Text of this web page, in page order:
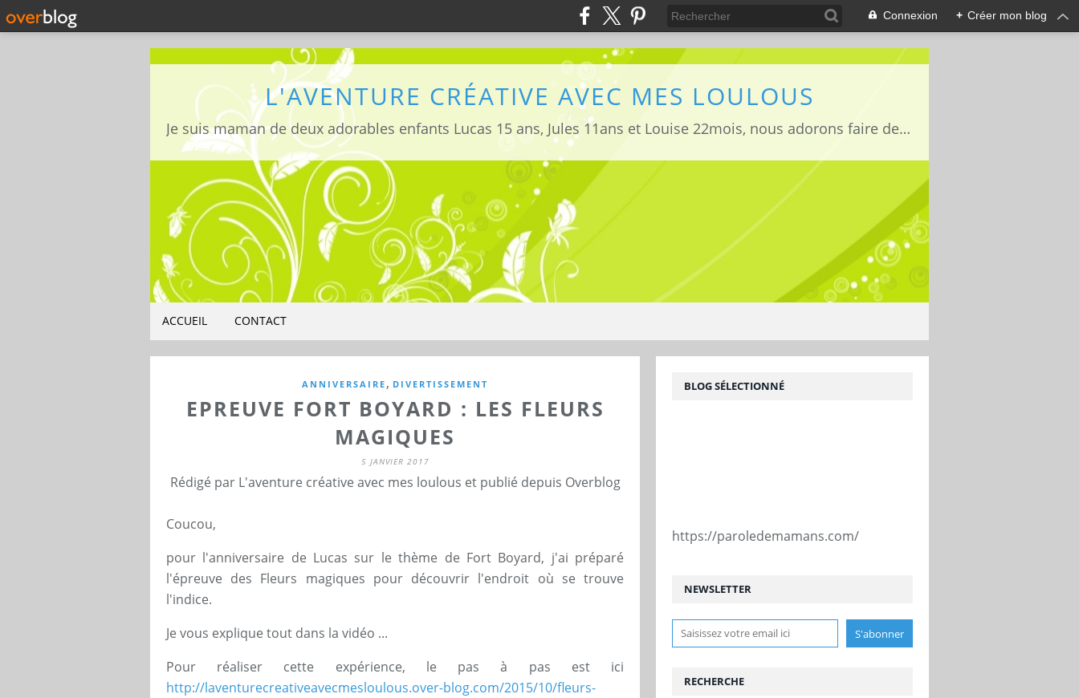
Connexion + Créer mon blog
L'AVENTURE CRÉATIVE AVEC MES LOULOUS
Je suis maman de deux adorables enfants Lucas 15 ans, Jules 11ans et Louise 22mois, nous adorons faire des activités manuelles, des expériences et de la cuisine que nous vous partageons avec grand plaisir ;)
ACCUEIL CONTACT
ANNIVERSAIRE , DIVERTISSEMENT
EPREUVE FORT BOYARD : LES FLEURS
MAGIQUES
5 JANVIER 2017
Rédigé par L'aventure créative avec mes loulous et publié depuis Overblog
Coucou,
pour l'anniversaire de Lucas sur le thème de Fort Boyard, j'ai préparé
l'épreuve des Fleurs magiques pour découvrir l'endroit où se trouve
l'indice.
Je vous explique tout dans la vidéo ...
Pour réaliser cette expérience, le pas à pas est ici
http://laventurecreativeavecmesloulous.over-blog.com/2015/10/fleurs-
NEWSLETTER
RECHERCHE
BLOG SÉLECTIONNÉ
https://paroledemamans.com/